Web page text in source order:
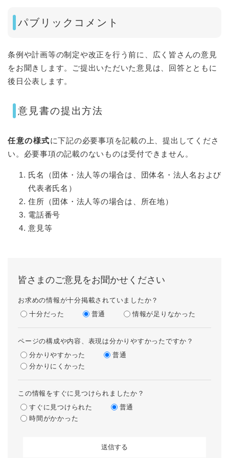
パブリックコメント
条例や計画等の制定や改正を行う前に、広く皆さんの意見
をお聞きします。ご提出いただいた意見は、回答とともに
後日公表します。
意見書の提出方法
任意の様式に下記の必要事項を記載の上、提出してくださ
い。必要事項の記載のないものは受付できません。
氏名（団体・法人等の場合は、団体名・法人名および
代表者氏名）
住所（団体・法人等の場合は、所在地）
電話番号
意見等
皆さまのご意見をお聞かせください
お求めの情報が十分掲載されていましたか？
十分だった
普通 情報が足りなかった
ページの構成や内容、表現は分かりやすかったですか？
分かりやすかった
普通
分かりにくかった
この情報をすぐに見つけられましたか？
すぐに見つけられた
普通
時間がかかった